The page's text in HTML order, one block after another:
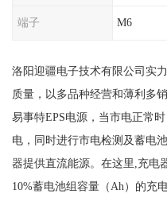
端子 M6
洛阳迎疆电子技术有限公司实
质量，以多品种经营和薄利多
易事特EPS电源，当市电正常
电，同时进行市电检测及蓄电
器提供直流能源。在这里,充电
10%蓄电池组容量（Ah）的充